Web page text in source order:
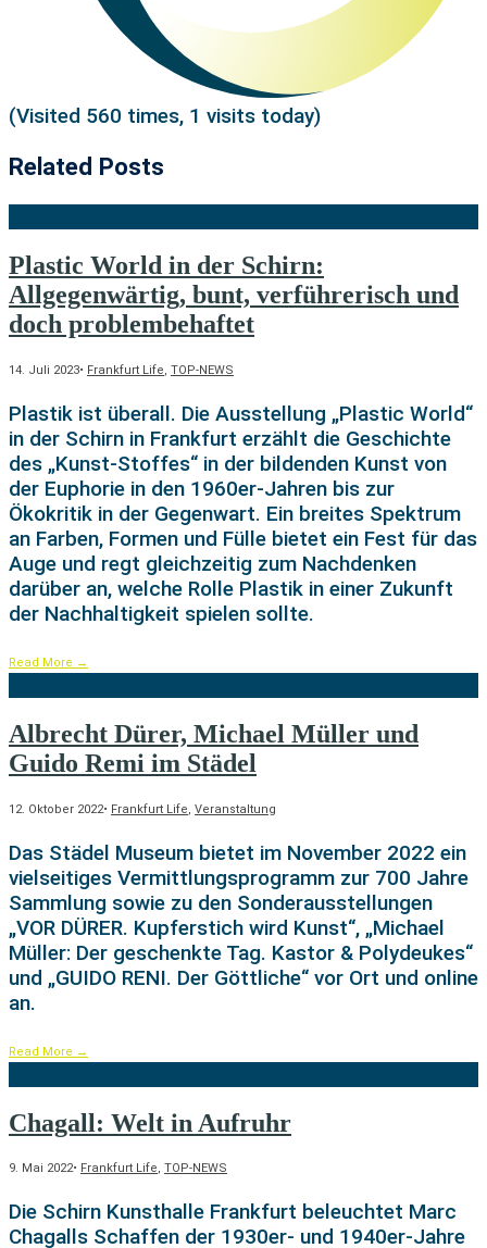
(Visited 560 times, 1 visits today)
Related Posts
Plastic World in der Schirn:
Allgegenwärtig, bunt, verführerisch und
doch problembehaftet
14. Juli 2023• Frankfurt Life, TOP-NEWS
Plastik ist überall. Die Ausstellung „Plastic World“
in der Schirn in Frankfurt erzählt die Geschichte
des „Kunst-Stoffes“ in der bildenden Kunst von
der Euphorie in den 1960er-Jahren bis zur
Ökokritik in der Gegenwart. Ein breites Spektrum
an Farben, Formen und Fülle bietet ein Fest für das
Auge und regt gleichzeitig zum Nachdenken
darüber an, welche Rolle Plastik in einer Zukunft
der Nachhaltigkeit spielen sollte.
Read More →
Albrecht Dürer, Michael Müller und
Guido Remi im Städel
12. Oktober 2022• Frankfurt Life, Veranstaltung
Das Städel Museum bietet im November 2022 ein
vielseitiges Vermittlungsprogramm zur 700 Jahre
Sammlung sowie zu den Sonderausstellungen
„VOR DÜRER. Kupferstich wird Kunst“, „Michael
Müller: Der geschenkte Tag. Kastor & Polydeukes“
und „GUIDO RENI. Der Göttliche“ vor Ort und online
an.
Read More →
Chagall: Welt in Aufruhr
9. Mai 2022• Frankfurt Life, TOP-NEWS
Die Schirn Kunsthalle Frankfurt beleuchtet Marc
Chagalls Schaffen der 1930er- und 1940er-Jahre